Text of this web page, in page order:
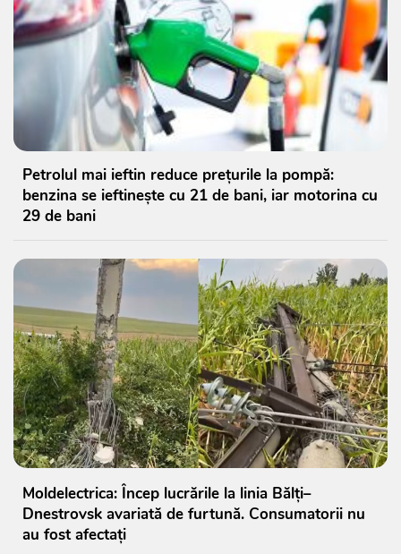
Petrolul mai ieftin reduce prețurile la pompă:
benzina se ieftinește cu 21 de bani, iar motorina cu
29 de bani
Moldelectrica: Încep lucrările la linia Bălți–
Dnestrovsk avariată de furtună. Consumatorii nu
au fost afectați